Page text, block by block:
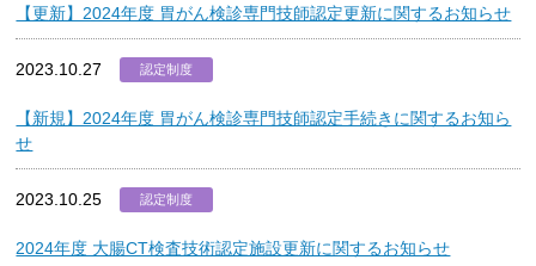
【更新】2024年度 胃がん検診専門技師認定更新に関するお知らせ
2023.10.27 認定制度
【新規】2024年度 胃がん検診専門技師認定手続きに関するお知ら
せ
2023.10.25 認定制度
2024年度 大腸CT検査技術認定施設更新に関するお知らせ